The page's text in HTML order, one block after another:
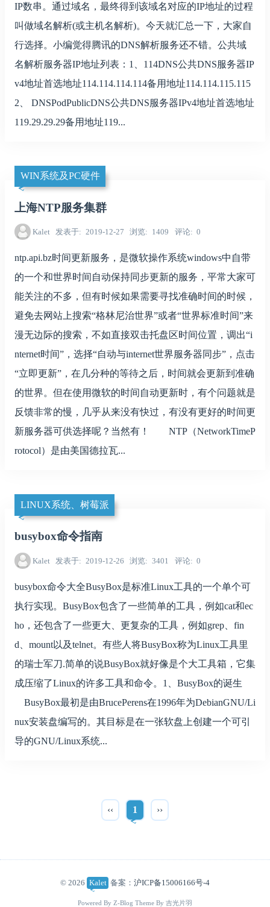
IP数串。通过域名，最终得到该域名对应的IP地址的过程
叫做域名解析(或主机名解析)。今天就汇总一下，大家自
行选择。小编觉得腾讯的DNS解析服务还不错。公共域
名解析服务器IP地址列表：1、114DNS公共DNS服务器IP
v4地址首选地址114.114.114.114备用地址114.114.115.115
2、 DNSPodPublicDNS公共DNS服务器IPv4地址首选地址
119.29.29.29备用地址119...
WIN系统及PC硬件
上海NTP服务集群
Kalet 发表于 2019-12-27 浏览 1409 评论 0
ntp.api.bz时间更新服务，是微软操作系统windows中自带
的一个和世界时间自动保持同步更新的服务，平常大家可
能关注的不多，但有时候如果需要寻找准确时间的时候，
避免去网站上搜索“格林尼治世界”或者“世界标准时间”来
漫无边际的搜索，不如直接双击托盘区时间位置，调出“i
nternet时间”，选择“自动与internet世界服务器同步”，点击
“立即更新”，在几分种的等待之后，时间就会更新到准确
的世界。但在使用微软的时间自动更新时，有个问题就是
反馈非常的慢，几乎从来没有快过，有没有更好的时间更
新服务器可供选择呢？当然有！ NTP（NetworkTimeP
rotocol）是由美国德拉瓦...
LINUX系统、树莓派
busybox命令指南
Kalet 发表于 2019-12-26 浏览 3401 评论 0
busybox命令大全BusyBox是标准Linux工具的一个单个可
执行实现。BusyBox包含了一些简单的工具，例如cat和ec
ho，还包含了一些更大、更复杂的工具，例如grep、fin
d、mount以及telnet。有些人将BusyBox称为Linux工具里
的瑞士军刀.简单的说BusyBox就好像是个大工具箱，它集
成压缩了Linux的许多工具和命令。1、BusyBox的诞生
BusyBox最初是由BrucePerens在1996年为DebianGNU/Li
nux安装盘编写的。其目标是在一张软盘上创建一个可引
导的GNU/Linux系统...
‹‹ 1 ››
© 2026 Kalet 备案：沪ICP备15006166号-4
Powered By Z-Blog Theme By 吉光片羽